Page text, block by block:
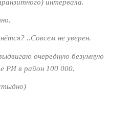
интервала.
..Совсем не уверен.
очередную безумную
РИ в район 100 000.
)